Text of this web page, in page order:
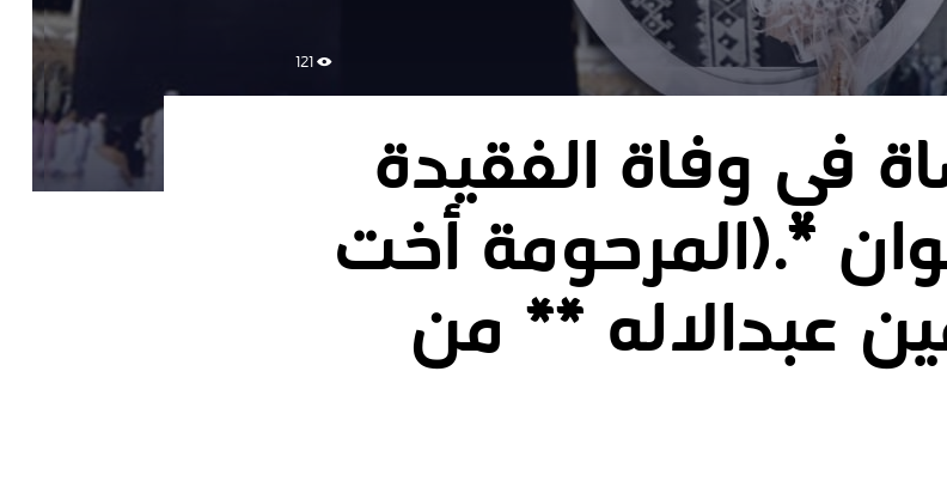
121
في وفاة الفقيدة
*.(المرحومة أخت
عبدالاله ** من